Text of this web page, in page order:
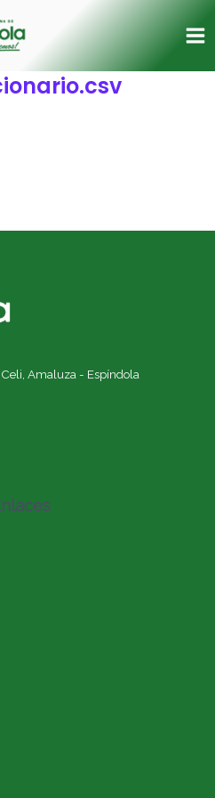
Amaluza - Espíndola